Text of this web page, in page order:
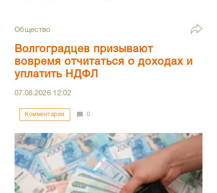
Общество
Волгоградцев призывают
вовремя отчитаться о доходах и
уплатить НДФЛ
07.08.2026 12:02
Комментарии 0